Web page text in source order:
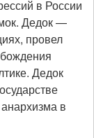
в России
Дедок —
провел
Дедок
в